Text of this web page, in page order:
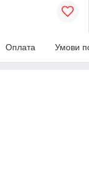
Оплата Умови